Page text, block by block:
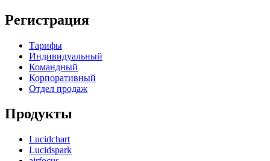
Регистрация
Тарифы
Индивидуальный
Командный
Корпоративный
Отдел продаж
Продукты
Lucidchart
Lucidspark